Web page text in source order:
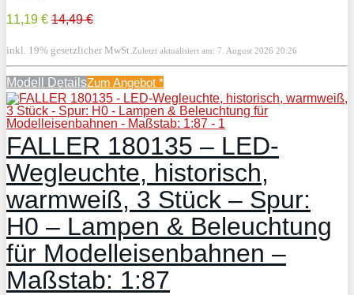
11,19 € 14,49 €
inkl. 19% gesetzlicher MwSt. Zuletzt aktualisiert am: 7. August 2026 20:26
Modell DetailsZum Angebot *
FALLER 180135 – LED-
Wegleuchte, historisch,
warmweiß, 3 Stück – Spur:
H0 – Lampen & Beleuchtung
für Modelleisenbahnen –
Maßstab: 1:87